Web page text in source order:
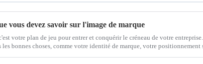
vous devez savoir sur l'image de marque
votre plan de jeu pour entrer et conquérir le créneau de votre entreprise. Il
bonnes choses, comme votre identité de marque, votre positionnement